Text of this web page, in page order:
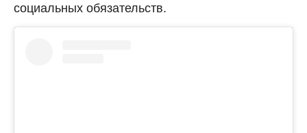
социальных обязательств.